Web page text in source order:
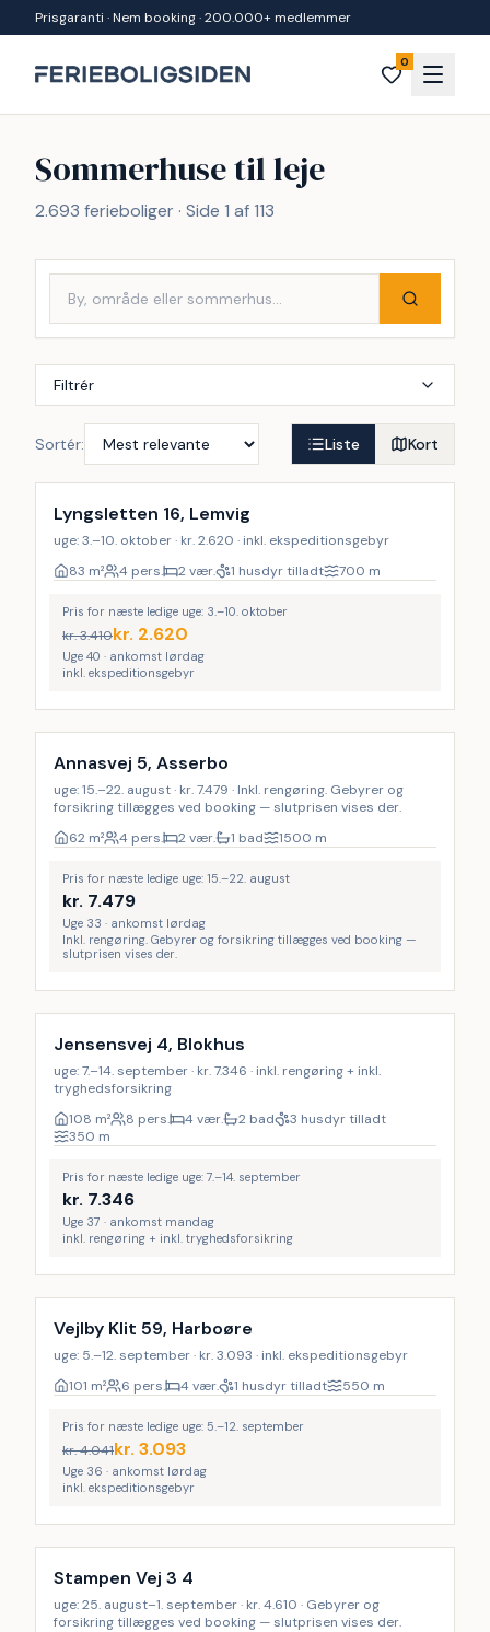
Spring til indhold
Prisgaranti · Nem booking · 200.000+ medlemmer
0
Sommerhuse til leje
2.693 ferieboliger · Side 1 af 113
Filtrér
Sortér: Liste Kort
Lyngsletten 16, Lemvig
uge: 3.–10. oktober · kr. 2.620 · inkl. ekspeditionsgebyr
83 m² 4 pers. 2 vær. 1 husdyr tilladt 700 m
Pris for næste ledige uge: 3.–10. oktober
kr.3.410kr. 2.620
Uge 40 · ankomst lørdag
inkl. ekspeditionsgebyr
Inkl. rengøring
Annasvej 5, Asserbo
uge: 15.–22. august · kr. 7.479 · Inkl. rengøring. Gebyrer og
forsikring tillægges ved booking — slutprisen vises der.
62 m² 4 pers. 2 vær. 1 bad 1500 m
Pris for næste ledige uge: 15.–22. august
kr. 7.479
Uge 33 · ankomst lørdag
Inkl. rengøring. Gebyrer og forsikring tillægges ved booking —
slutprisen vises der.
Inkl. rengøring
Jensensvej 4, Blokhus
uge: 7.–14. september · kr. 7.346 · inkl. rengøring + inkl.
tryghedsforsikring
108 m² 8 pers. 4 vær. 2 bad
3 husdyr tilladt
350 m
Pris for næste ledige uge: 7.–14. september
kr. 7.346
Uge 37 · ankomst mandag
inkl. rengøring + inkl. tryghedsforsikring
LAST MINUTE
Vejlby Klit 59, Harboøre
uge: 5.–12. september · kr. 3.093 · inkl. ekspeditionsgebyr
101 m² 6 pers. 4 vær. 1 husdyr tilladt 550 m
Pris for næste ledige uge: 5.–12. september
kr.4.041kr. 3.093
Uge 36 · ankomst lørdag
inkl. ekspeditionsgebyr
Stampen Vej 3 4
uge: 25. august–1. september · kr. 4.610 · Gebyrer og
forsikring tillægges ved booking — slutprisen vises der.